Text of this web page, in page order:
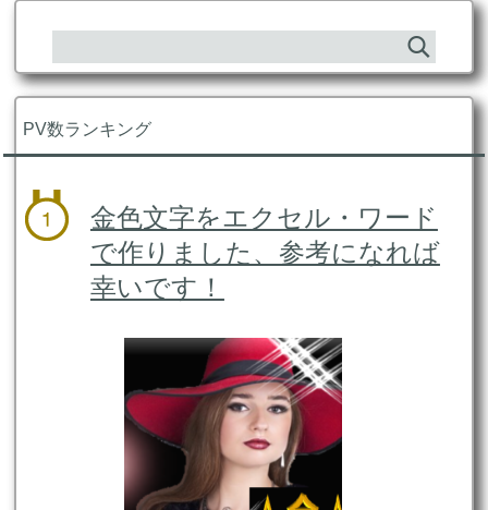
PV数ランキング
金色文字をエクセル・ワード
で作りました、参考になれば
幸いです！